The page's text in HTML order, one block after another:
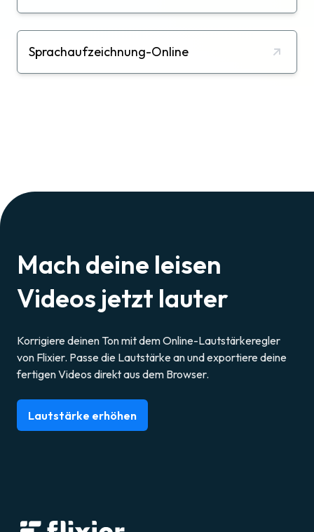
Sprachaufzeichnung-Online
Mach deine leisen
Videos jetzt lauter
Korrigiere deinen Ton mit dem Online-Lautstärkeregler
von Flixier. Passe die Lautstärke an und exportiere deine
fertigen Videos direkt aus dem Browser.
Lautstärke erhöhen